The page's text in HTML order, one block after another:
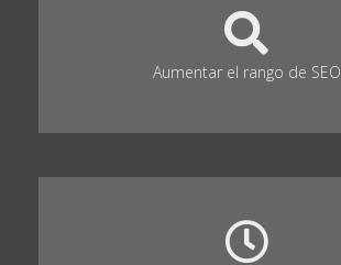
Aumentar el rango de SEO